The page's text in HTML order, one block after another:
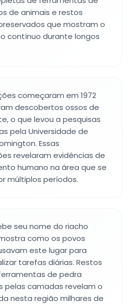
de animais e restos
que mostram o
contínuo durante longos
começaram em 1972
descobertos ossos de
o que levou a pesquisas
pela Universidade de
Essas
revelaram evidências de
humano na área que se
múltiplos períodos.
seu nome do riacho
como os povos
este lugar para
tarefas diárias. Restos
de pedra
pelas camadas revelam o
nesta região milhares de